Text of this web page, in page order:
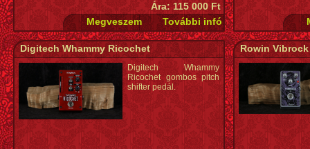
Ára: 115 000 Ft
Digitech Whammy Ricochet
Digitech Whammy
Ricochet gombos pitch
shifter pedál.
Rowin